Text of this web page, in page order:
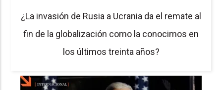
¿La invasión de Rusia a Ucrania da el remate al
fin de la globalización como la conocimos en
los últimos treinta años?